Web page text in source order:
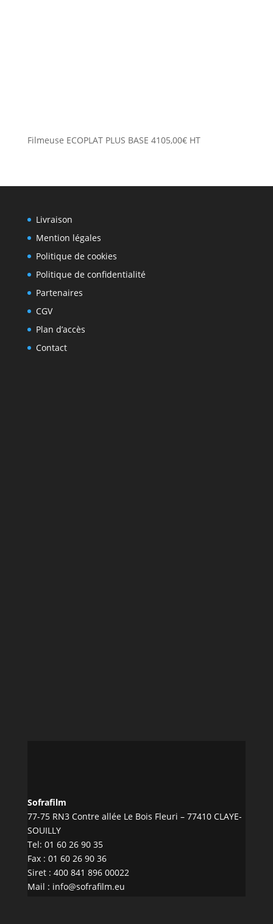
Filmeuse ECOPLAT PLUS BASE 4105,00€ HT
Livraison
Mention légales
Politique de cookies
Politique de confidentialité
Partenaires
CGV
Plan d’accès
Contact
Sofrafilm
77-75 RN3 Contre allée Le Bois Fleuri – 77410 CLAYE-
SOUILLY
Tel: 01 60 26 90 35
Fax : 01 60 26 90 36
Siret : 400 841 896 00022
Mail : info@sofrafilm.eu